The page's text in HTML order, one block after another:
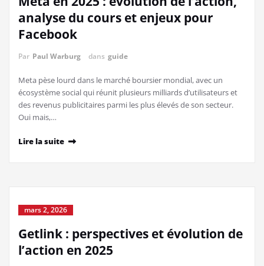
analyse du cours et enjeux pour
Facebook
Par Paul Warburg dans guide
Meta pèse lourd dans le marché boursier mondial, avec un
écosystème social qui réunit plusieurs milliards d’utilisateurs et
des revenus publicitaires parmi les plus élevés de son secteur.
Oui mais,…
Lire la suite
mars 2, 2026
Getlink : perspectives et évolution de
l’action en 2025